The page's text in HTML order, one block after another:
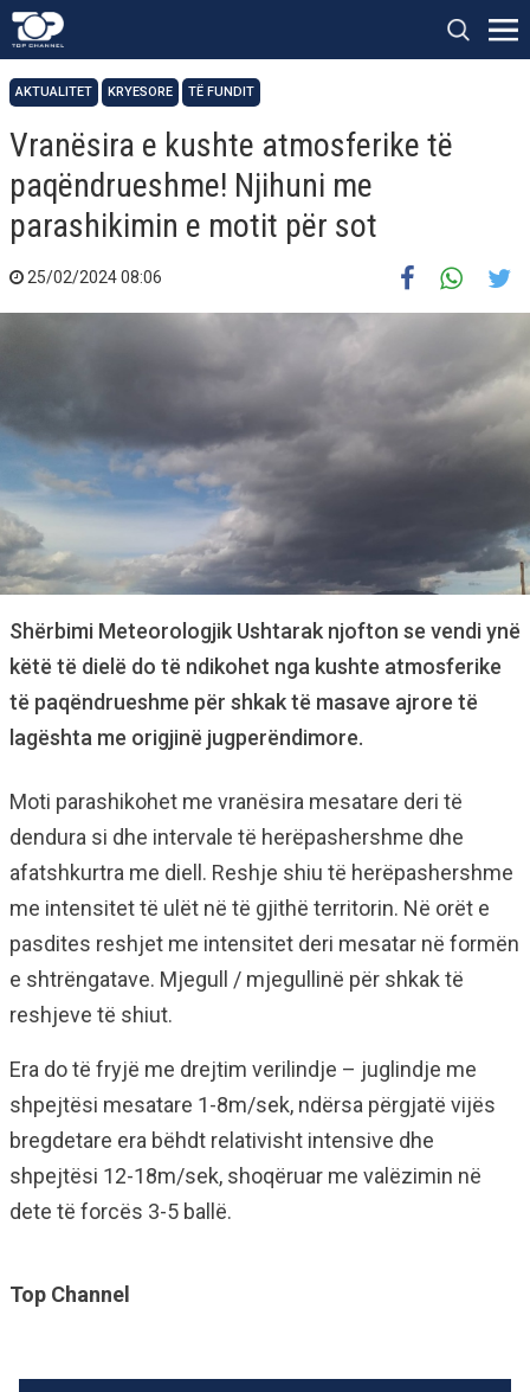
AKTUALITET KRYESORE TË FUNDIT
Vranësira e kushte atmosferike të
paqëndrueshme! Njihuni me
parashikimin e motit për sot
25/02/2024 08:06
Shërbimi Meteorologjik Ushtarak njofton se vendi ynë
këtë të dielë do të ndikohet nga kushte atmosferike
të paqëndrueshme për shkak të masave ajrore të
lagështa me origjinë jugperëndimore.
Moti parashikohet me vranësira mesatare deri të
dendura si dhe intervale të herëpashershme dhe
afatshkurtra me diell. Reshje shiu të herëpashershme
me intensitet të ulët në të gjithë territorin. Në orët e
pasdites reshjet me intensitet deri mesatar në formën
e shtrëngatave. Mjegull / mjegullinë për shkak të
reshjeve të shiut.
Era do të fryjë me drejtim verilindje – juglindje me
shpejtësi mesatare 1-8m/sek, ndërsa përgjatë vijës
bregdetare era bëhdt relativisht intensive dhe
shpejtësi 12-18m/sek, shoqëruar me valëzimin në
dete të forcës 3-5 ballë.
Top Channel